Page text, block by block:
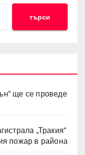
търси
ще се проведе
„Тракия“
пожар в района